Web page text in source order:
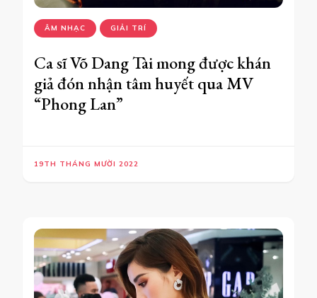
ÂM NHẠC GIẢI TRÍ
Ca sĩ Võ Dang Tài mong được khán
giả đón nhận tâm huyết qua MV
“Phong Lan”
19TH THÁNG MƯỜI 2022